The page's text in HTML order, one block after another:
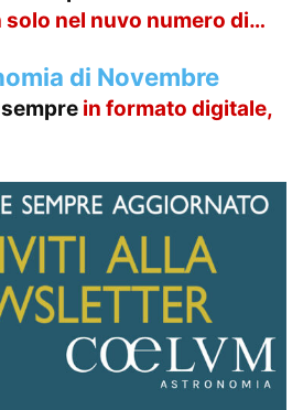
solo nel nuvo numero di…
di Novembre
in formato digitale,